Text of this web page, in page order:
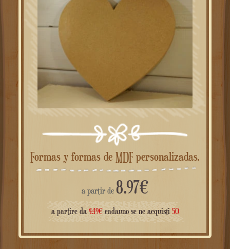
Formas y formas de MDF personalizadas.
a partir de 8.97€
a partire da 4.49€cadauno se ne acquisti 50